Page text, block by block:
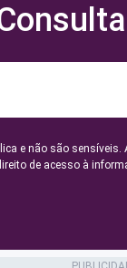
e não são
de acesso à